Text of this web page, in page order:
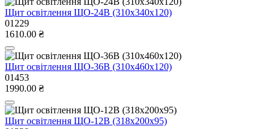
Щит оcвiтлення ЩО-24В (310х340х120)
01229
1610.00 ₴
Щит оcвiтлення ЩО-36В (310х460х120)
01453
1990.00 ₴
Щит оcвiтлення ЩО-12В (318х200х95)